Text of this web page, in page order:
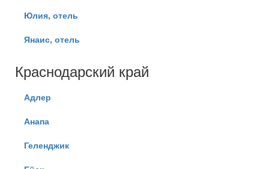
Юлия, отель
Янаис, отель
Краснодарский край
Адлер
Анапа
Геленджик